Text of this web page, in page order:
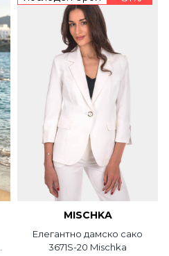
MISCHKA
Елегантно дамско сако
3671S-20 Mischka